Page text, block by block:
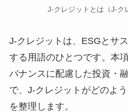
J-クレジットとは（J-ク
J-クレジットは、ESGとサ
する用語のひとつです。本
バナンスに配慮した投資・
で、J-クレジットがどのよ
を整理します。